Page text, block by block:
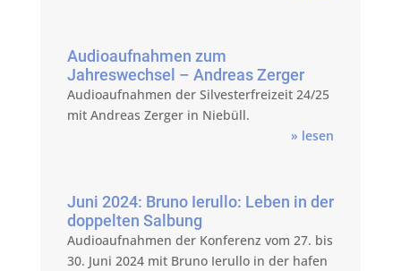
Audioaufnahmen zum
Jahreswechsel – Andreas Zerger
Audioaufnahmen der Silvesterfreizeit 24/25
mit Andreas Zerger in Niebüll.
» lesen
Juni 2024: Bruno Ierullo: Leben in der
doppelten Salbung
Audioaufnahmen der Konferenz vom 27. bis
30. Juni 2024 mit Bruno Ierullo in der hafen